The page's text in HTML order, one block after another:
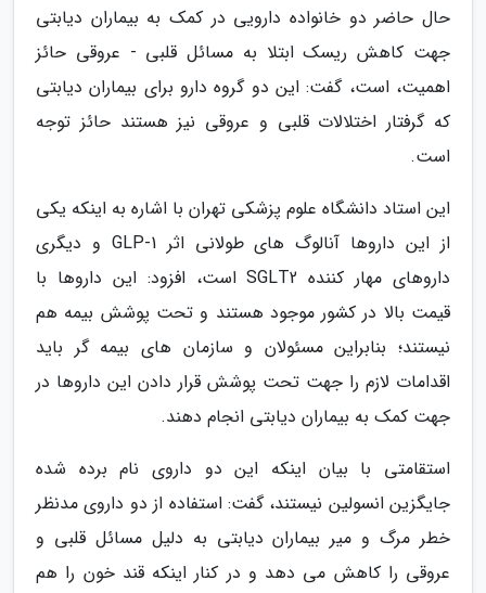
حال حاضر دو خانواده دارویی در کمک به بیماران دیابتی
جهت کاهش ریسک ابتلا به مسائل قلبی - عروقی حائز
اهمیت، است، گفت: این دو گروه دارو برای بیماران دیابتی
که گرفتار اختلالات قلبی و عروقی نیز هستند حائز توجه
است.
این استاد دانشگاه علوم پزشکی تهران با اشاره به اینکه یکی
از این داروها آنالوگ های طولانی اثر GLP-1 و دیگری
داروهای مهار کننده SGLT2 است، افزود: این داروها با
قیمت بالا در کشور موجود هستند و تحت پوشش بیمه هم
نیستند؛ بنابراین مسئولان و سازمان های بیمه گر باید
اقدامات لازم را جهت تحت پوشش قرار دادن این داروها در
جهت کمک به بیماران دیابتی انجام دهند.
استقامتی با بیان اینکه این دو داروی نام برده شده
جایگزین انسولین نیستند، گفت: استفاده از دو داروی مدنظر
خطر مرگ و میر بیماران دیابتی به دلیل مسائل قلبی و
عروقی را کاهش می دهد و در کنار اینکه قند خون را هم